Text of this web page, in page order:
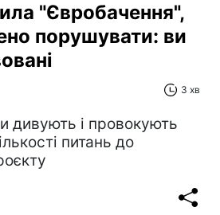
"Євробачення",
порушувати: ви
3 хв
дивують і провокують
питань до